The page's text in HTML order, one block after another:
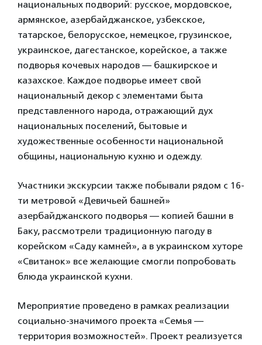
национальных подворий: русское, мордовское,
армянское, азербайджанское, узбекское,
татарское, белорусское, немецкое, грузинское,
украинское, дагестанское, корейское, а также
подворья кочевых народов — башкирское и
казахское. Каждое подворье имеет свой
национальный декор с элементами быта
представленного народа, отражающий дух
национальных поселений, бытовые и
художественные особенности национальной
общины, национальную кухню и одежду.
Участники экскурсии также побывали рядом с 16-
ти метровой «Девичьей башней»
азербайджанского подворья — копией башни в
Баку, рассмотрели традиционную пагоду в
корейском «Саду камней», а в украинском хуторе
«Свитанок» все желающие смогли попробовать
блюда украинской кухни.
Мероприятие проведено в рамках реализации
социально-значимого проекта «Семья —
территория возможностей». Проект реализуется